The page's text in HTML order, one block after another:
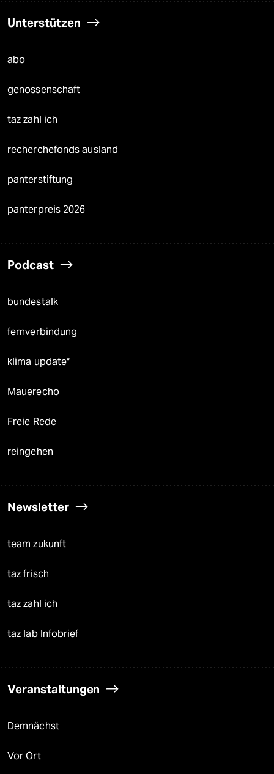
Unterstützen
abo
genossenschaft
taz zahl ich
recherchefonds ausland
panterstiftung
panterpreis 2026
Podcast
bundestalk
fernverbindung
klima update°
Mauerecho
Freie Rede
reingehen
Newsletter
team zukunft
taz frisch
taz zahl ich
taz lab Infobrief
Veranstaltungen
Demnächst
Vor Ort